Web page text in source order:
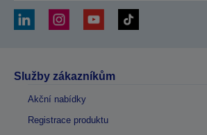
Služby zákazníkům
Akční nabídky
Registrace produktu